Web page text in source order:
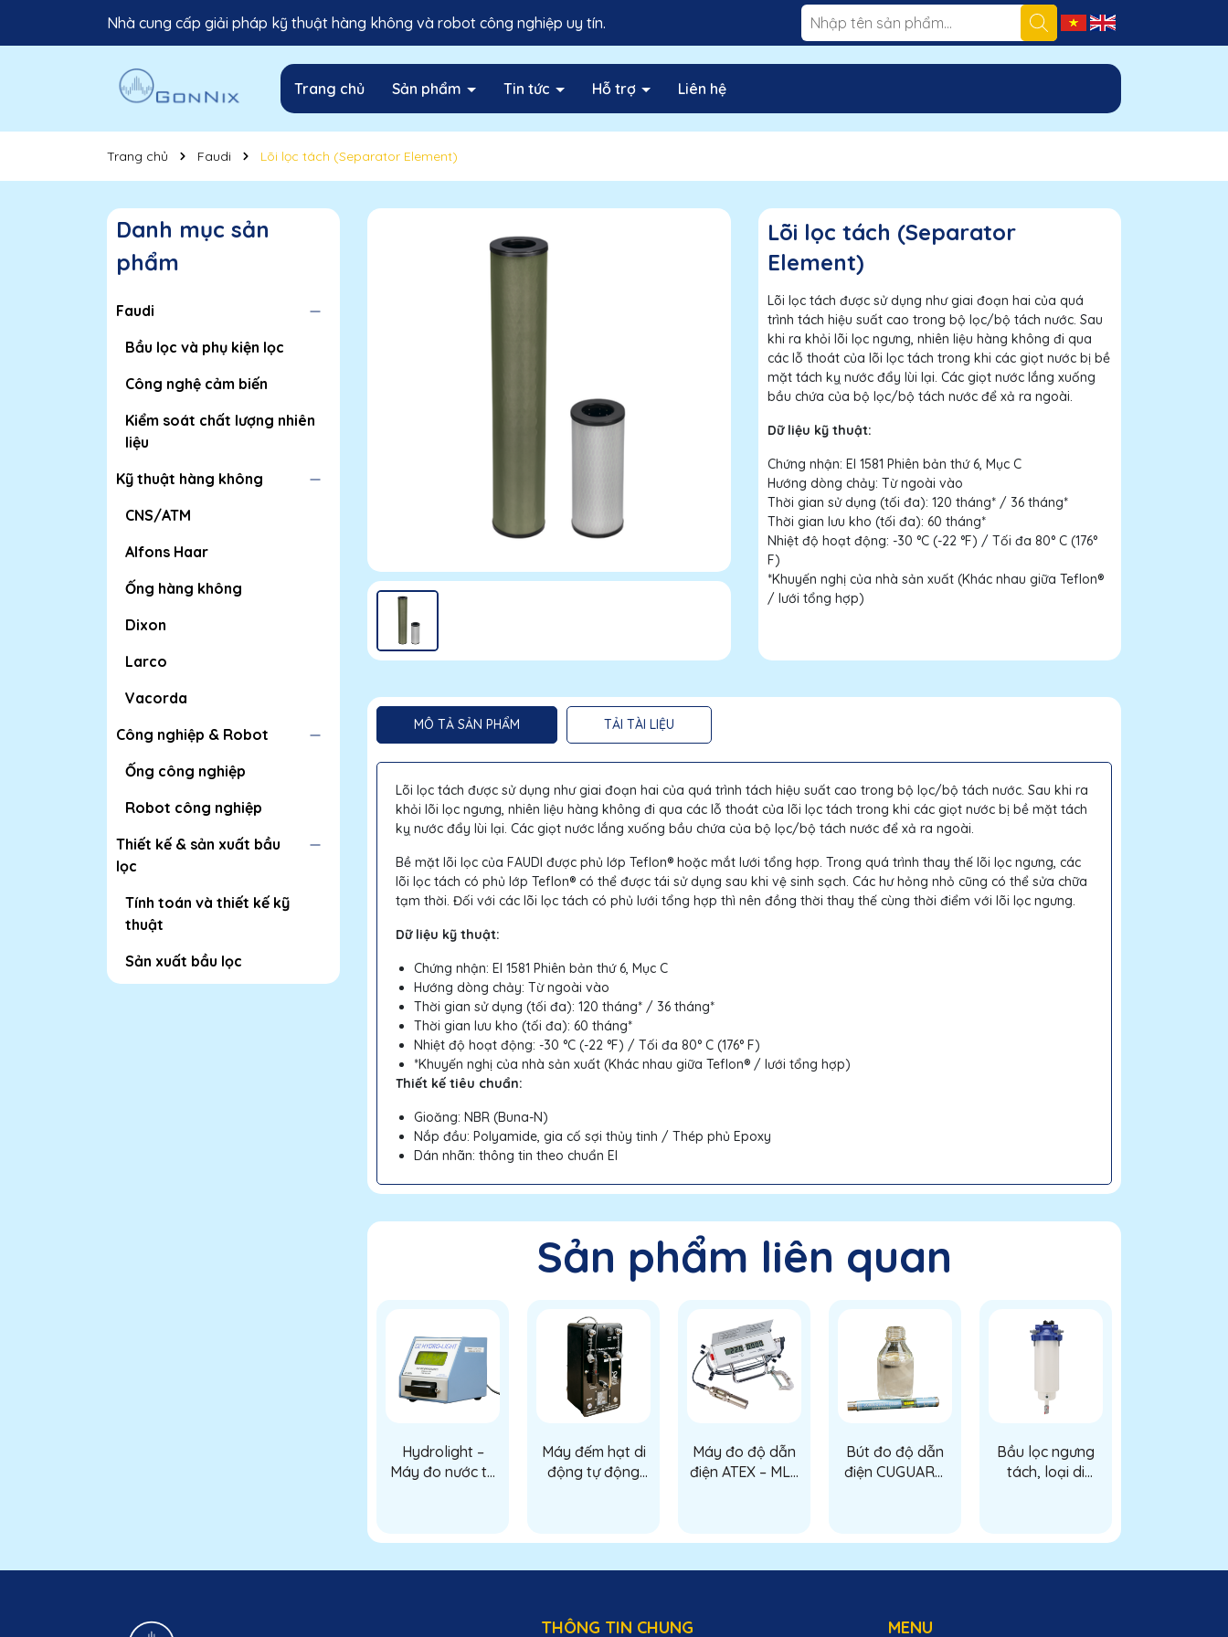
Nhà cung cấp giải pháp kỹ thuật hàng không và robot công nghiệp uy tín.
Trang chủ Sản phẩm Tin tức Hỗ trợ Liên hệ
Trang chủ Faudi Lõi lọc tách (Separator Element)
Danh mục sản
phẩm
Faudi
Bầu lọc và phụ kiện lọc
Công nghệ cảm biến
Kiểm soát chất lượng nhiên
liệu
Kỹ thuật hàng không
CNS/ATM
Alfons Haar
Ống hàng không
Dixon
Larco
Vacorda
Công nghiệp & Robot
Ống công nghiệp
Robot công nghiệp
Thiết kế & sản xuất bầu
lọc
Tính toán và thiết kế kỹ
thuật
Sản xuất bầu lọc
Lõi lọc tách (Separator
Element)
Lõi lọc tách được sử dụng như giai đoạn hai của quá
trình tách hiệu suất cao trong bộ lọc/bộ tách nước. Sau
khi ra khỏi lõi lọc ngưng, nhiên liệu hàng không đi qua
các lỗ thoát của lõi lọc tách trong khi các giọt nước bị bề
mặt tách kỵ nước đẩy lùi lại. Các giọt nước lắng xuống
bầu chứa của bộ lọc/bộ tách nước để xả ra ngoài.
Dữ liệu kỹ thuật:
Chứng nhận: EI 1581 Phiên bản thứ 6, Mục C
Hướng dòng chảy: Từ ngoài vào
Thời gian sử dụng (tối đa): 120 tháng* / 36 tháng*
Thời gian lưu kho (tối đa): 60 tháng*
Nhiệt độ hoạt động: -30 °C (-22 °F) / Tối đa 80° C (176°
F)
*Khuyến nghị của nhà sản xuất (Khác nhau giữa Teflon®
/ lưới tổng hợp)
MÔ TẢ SẢN PHẨM TẢI TÀI LIỆU
Lõi lọc tách được sử dụng như giai đoạn hai của quá trình tách hiệu suất cao trong bộ lọc/bộ tách nước. Sau khi ra
khỏi lõi lọc ngưng, nhiên liệu hàng không đi qua các lỗ thoát của lõi lọc tách trong khi các giọt nước bị bề mặt tách
kỵ nước đẩy lùi lại. Các giọt nước lắng xuống bầu chứa của bộ lọc/bộ tách nước để xả ra ngoài.
Bề mặt lõi lọc của FAUDI được phủ lớp Teflon® hoặc mắt lưới tổng hợp. Trong quá trình thay thế lõi lọc ngưng, các
lõi lọc tách có phủ lớp Teflon® có thể được tái sử dụng sau khi vệ sinh sạch. Các hư hỏng nhỏ cũng có thể sửa chữa
tạm thời. Đối với các lõi lọc tách có phủ lưới tổng hợp thì nên đồng thời thay thế cùng thời điểm với lõi lọc ngưng.
Dữ liệu kỹ thuật:
Chứng nhận: EI 1581 Phiên bản thứ 6, Mục C
Hướng dòng chảy: Từ ngoài vào
Thời gian sử dụng (tối đa): 120 tháng* / 36 tháng*
Thời gian lưu kho (tối đa): 60 tháng*
Nhiệt độ hoạt động: -30 °C (-22 °F) / Tối đa 80° C (176° F)
*Khuyến nghị của nhà sản xuất (Khác nhau giữa Teflon® / lưới tổng hợp)
Thiết kế tiêu chuẩn:
Gioăng: NBR (Buna-N)
Nắp đầu: Polyamide, gia cố sợi thủy tinh / Thép phủ Epoxy
Dán nhãn: thông tin theo chuẩn EI
Sản phẩm liên quan
Hydrolight –
Máy đo nước tự
Máy đếm hạt di
động tự động
Máy đo độ dẫn
điện ATEX – MLA
Bút đo độ dẫn
điện CUGUARD
Bầu lọc ngưng
tách, loại di
serries)
THÔNG TIN CHUNG MENU